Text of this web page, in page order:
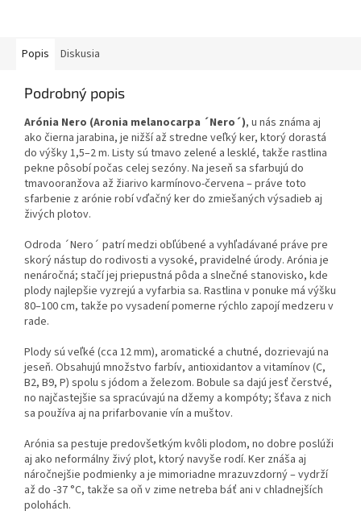
Popis Diskusia
Podrobný popis
Arónia Nero (Aronia melanocarpa ´Nero´), u nás známa aj
ako čierna jarabina, je nižší až stredne veľký ker, ktorý dorastá
do výšky 1,5–2 m. Listy sú tmavo zelené a lesklé, takže rastlina
pekne pôsobí počas celej sezóny. Na jeseň sa sfarbujú do
tmavooranžova až žiarivo karmínovo-červena – práve toto
sfarbenie z arónie robí vďačný ker do zmiešaných výsadieb aj
živých plotov.
Odroda ´Nero´ patrí medzi obľúbené a vyhľadávané práve pre
skorý nástup do rodivosti a vysoké, pravidelné úrody. Arónia je
nenáročná; stačí jej priepustná pôda a slnečné stanovisko, kde
plody najlepšie vyzrejú a vyfarbia sa. Rastlina v ponuke má výšku
80–100 cm, takže po vysadení pomerne rýchlo zapojí medzeru v
rade.
Plody sú veľké (cca 12 mm), aromatické a chutné, dozrievajú na
jeseň. Obsahujú množstvo farbív, antioxidantov a vitamínov (C,
B2, B9, P) spolu s jódom a železom. Bobule sa dajú jesť čerstvé,
no najčastejšie sa spracúvajú na džemy a kompóty; šťava z nich
sa používa aj na prifarbovanie vín a muštov.
Arónia sa pestuje predovšetkým kvôli plodom, no dobre poslúži
aj ako neformálny živý plot, ktorý navyše rodí. Ker znáša aj
náročnejšie podmienky a je mimoriadne mrazuvzdorný – vydrží
až do -37 °C, takže sa oň v zime netreba báť ani v chladnejších
polohách.